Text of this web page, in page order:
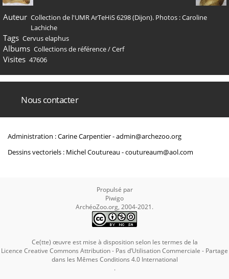
Auteur Collection de l'UMR ArTeHiS 6298 (Dijon). Photos : Caroline
Lachiche
Tags Cervus elaphus
Albums Collections de référence/Cerf
Visites 47606
Nous contacter
Administration : Carine Carpentier -admin@archezoo.org
Dessins vectoriels : Michel Coutureau -coutureaum@aol.com
Propulsé par
Piwigo
ArchéoZoo.org, 2004-2021.
Ce(tte) œuvre est mise à disposition selon les termes de la
Licence Creative Commons Attribution - Pas d’Utilisation Commerciale - Partage
dans les Mêmes Conditions 4.0 International
.